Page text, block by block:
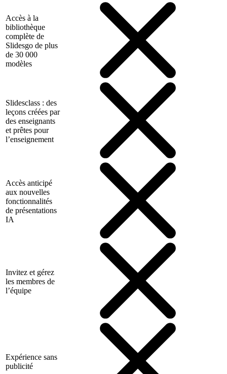
Accès à la
bibliothèque
complète de
Slidesgo de plus
de 30 000
modèles
Slidesclass : des
leçons créées par
des enseignants
et prêtes pour
l’enseignement
Accès anticipé
aux nouvelles
fonctionnalités
de présentations
IA
Invitez et gérez
les membres de
l’équipe
Expérience sans
publicité